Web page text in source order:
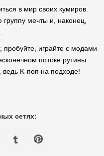
в мир своих кумиров.
мечты и, наконец,
пробуйте, играйте с модами
потоке рутины.
ведь K-поп на подходе!
сетях: